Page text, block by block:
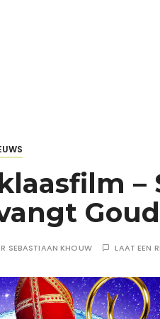
–
SEBASTIAAN KHOUW LAAT EEN